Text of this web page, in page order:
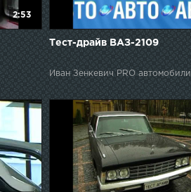
2:53
Тест-драйв ВАЗ-2109
Иван Зенкевич PRO автомобили